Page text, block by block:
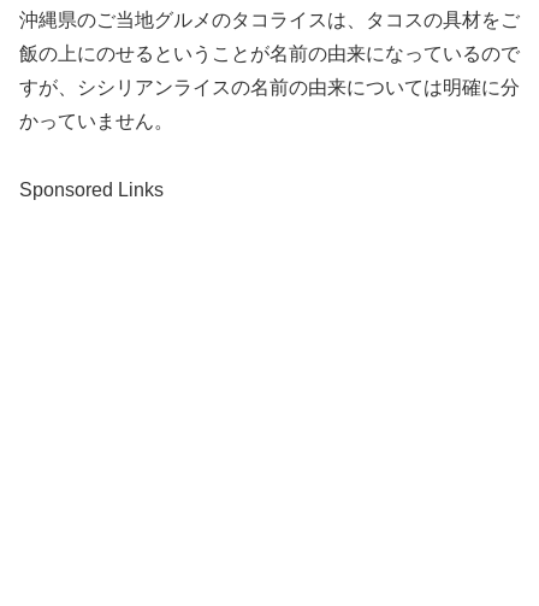
沖縄県のご当地グルメのタコライスは、タコスの具材をご
飯の上にのせるということが名前の由来になっているので
すが、シシリアンライスの名前の由来については明確に分
かっていません。
Sponsored Links